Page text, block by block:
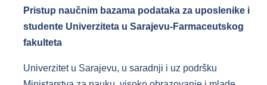
Pristup naučnim bazama podataka za uposlenike i
studente Univerziteta u Sarajevu-Farmaceutskog
fakulteta
Univerzitet u Sarajevu, u saradnji i uz podršku